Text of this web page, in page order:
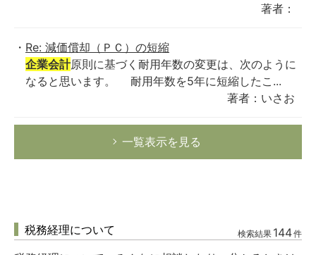
著者：
Re: 減価償却（ＰＣ）の短縮
企業会計原則に基づく耐用年数の変更は、次のように
なると思います。 耐用年数を5年に短縮したこ...
著者：いさお
一覧表示を見る
税務経理について 検索結果 144件